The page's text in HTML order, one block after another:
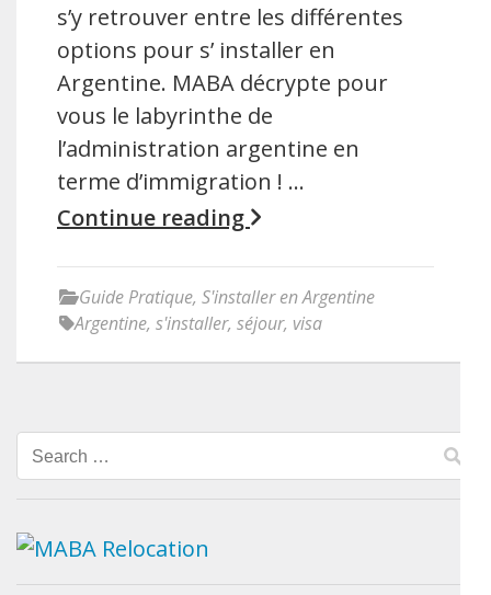
s’y retrouver entre les différentes
options pour s’ installer en
Argentine. MABA décrypte pour
vous le labyrinthe de
l’administration argentine en
terme d’immigration ! …
Continue reading
Guide Pratique, S'installer en Argentine
Argentine, s'installer, séjour, visa
Search
for: